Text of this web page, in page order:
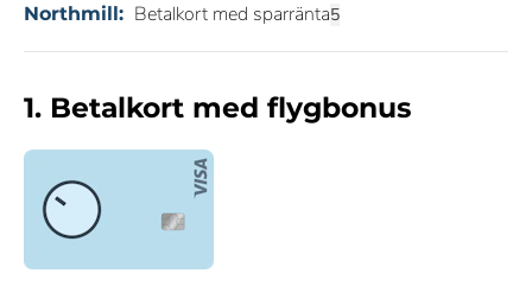
Northmill: Betalkort med sparränta
1. Betalkort med flygbonus